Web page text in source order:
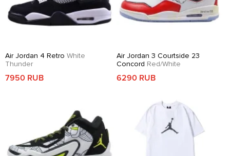
Air Jordan 4 Retro White
Thunder
7950 RUB
Air Jordan 3 Courtside 23
Concord Red/White
6290 RUB